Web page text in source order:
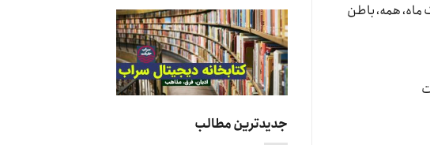
ماه، همه، باطن
جدیدترین مطالب